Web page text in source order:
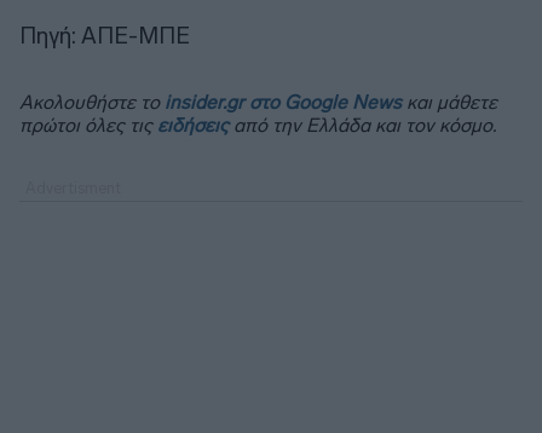
Πηγή: ΑΠΕ-ΜΠΕ
Ακολουθήστε το insider.gr στο Google Newsκαι μάθετε
πρώτοι όλες τις ειδήσειςαπό την Ελλάδα και τον κόσμο.